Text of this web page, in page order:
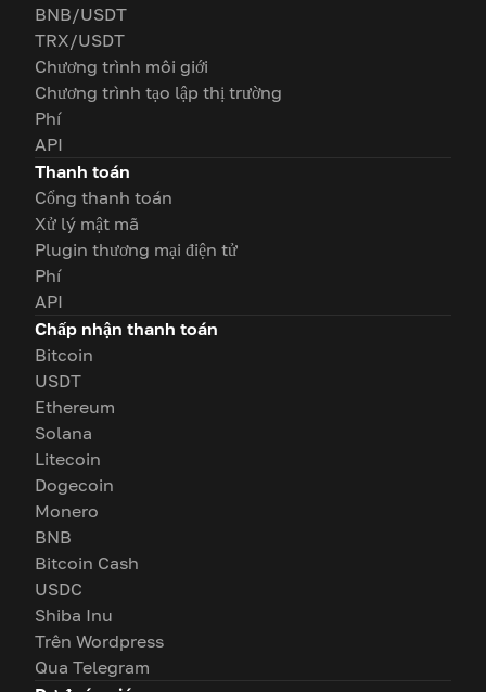
BNB/USDT
TRX/USDT
Chương trình môi giới
Chương trình tạo lập thị trường
Phí
API
Thanh toán
Cổng thanh toán
Xử lý mật mã
Plugin thương mại điện tử
Phí
API
Chấp nhận thanh toán
Bitcoin
USDT
Ethereum
Solana
Litecoin
Dogecoin
Monero
BNB
Bitcoin Cash
USDC
Shiba Inu
Trên Wordpress
Qua Telegram